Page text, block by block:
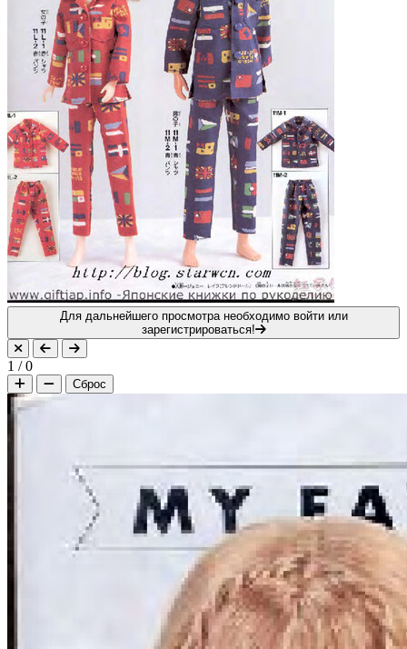
Для дальнейшего просмотра необходимо войти или
зарегистрироваться!
1 /0
Сброс